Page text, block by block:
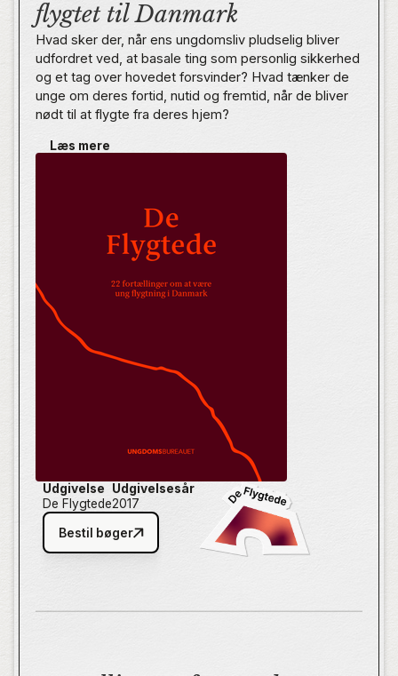
Udgivelse
De Flygtede
Udgivelsesår
2017
Bestil bøger
flygtet til Danmark
Hvad sker der, når ens ungdomsliv pludselig bliver
udfordret ved, at basale ting som personlig sikkerhed
og et tag over hovedet forsvinder? Hvad tænker de
unge om deres fortid, nutid og fremtid, når de bliver
nødt til at flygte fra deres hjem?
I 2015 søgte flere end to millioner mennesker asyl i
fordomme om flygtninge.
De Flygtede er barske og bevægende fortællinger
en bedre tilværelse end den, de er flygtet fra. Bogen
er først og fremmest en række individuelle
fortællinger, men det er – i sagens natur – også en
bog om flygtningesituation i den tid, hvor den blev
skrevet. Og om den i dag.
Læs mere